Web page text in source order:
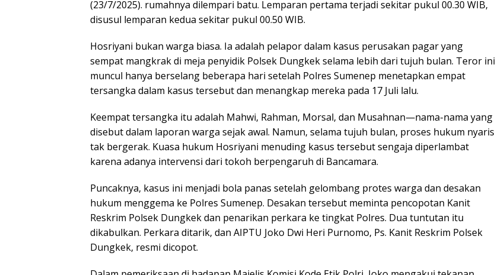
(23/7/2025). rumahnya dilempari batu. Lemparan pertama terjadi sekitar pukul 00.30 WIB,
disusul lemparan kedua sekitar pukul 00.50 WIB.
Hosriyani bukan warga biasa. Ia adalah pelapor dalam kasus perusakan pagar yang
sempat mangkrak di meja penyidik Polsek Dungkek selama lebih dari tujuh bulan. Teror ini
muncul hanya berselang beberapa hari setelah Polres Sumenep menetapkan empat
tersangka dalam kasus tersebut dan menangkap mereka pada 17 Juli lalu.
Keempat tersangka itu adalah Mahwi, Rahman, Morsal, dan Musahnan—nama-nama yang
disebut dalam laporan warga sejak awal. Namun, selama tujuh bulan, proses hukum nyaris
tak bergerak. Kuasa hukum Hosriyani menuding kasus tersebut sengaja diperlambat
karena adanya intervensi dari tokoh berpengaruh di Bancamara.
Puncaknya, kasus ini menjadi bola panas setelah gelombang protes warga dan desakan
hukum menggema ke Polres Sumenep. Desakan tersebut meminta pencopotan Kanit
Reskrim Polsek Dungkek dan penarikan perkara ke tingkat Polres. Dua tuntutan itu
dikabulkan. Perkara ditarik, dan AIPTU Joko Dwi Heri Purnomo, Ps. Kanit Reskrim Polsek
Dungkek, resmi dicopot.